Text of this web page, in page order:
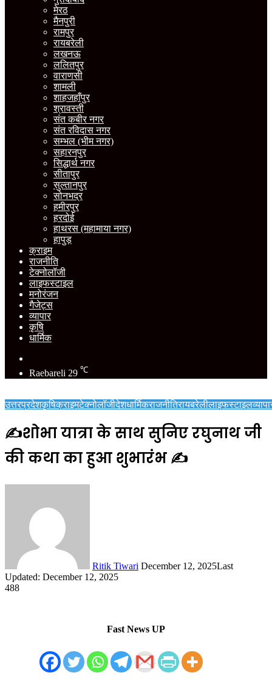
मेरठ
मैनपुरी
रामपुर
रायबरेली
लखनऊ
ललितपुर
वाराणसी
शामली
शाहजहाँपुर
श्रावस्ती
संत कबीर नगर
संत रविदास नगर
सम्भल (भीम नगर)
सहारनपुर
सिद्धार्थ नगर
सीतापुर
सुल्तानपुर
सोनभद्र
हमीरपुर
हरदोई
हाथरस (महामाया नगर)
हापुड़
क्राइम
राजनीति
टेक्नोलॉजी
लाइफस्टाइल
मनोरंजन
गैजेट्स
व्यापार
कृषि
धार्मिक
skin
Raebareli 29 ℃
उत्तरप्रदेशकृषिक्राइमटेक्नोलॉजीदेशधार्मिकराजनीतिरायबरेलीलाइफस्टाइल
✍️शोभा यात्रा के साथ सुनिए रघुनाथ जी
की कथा का हुआ शुभारंभ ✍️
Ritik Tiwari December 12, 2025Last
Updated: December 12, 2025
488
Fast News UP